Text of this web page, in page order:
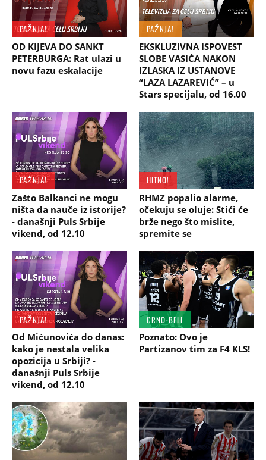
PAŽNJA!
OD KIJEVA DO SANKT
PETERBURGA: Rat ulazi u
novu fazu eskalacije
PAŽNJA!
EKSKLUZIVNA ISPOVEST
SLOBE VASIĆA NAKON
IZLASKA IZ USTANOVE
“LAZA LAZAREVIĆ” – u
Stars specijalu, od 16.00
PAŽNJA!
Zašto Balkanci ne mogu
ništa da nauče iz istorije?
- današnji Puls Srbije
vikend, od 12.10
HITNO!
RHMZ popalio alarme,
očekuju se oluje: Stići će
brže nego što mislite,
spremite se
PAŽNJA!
Od Mićunovića do danas:
kako je nestala velika
opozicija u Srbiji? -
današnji Puls Srbije
vikend, od 12.10
CRNO-BELI
Poznato: Ovo je
Partizanov tim za F4 KLS!